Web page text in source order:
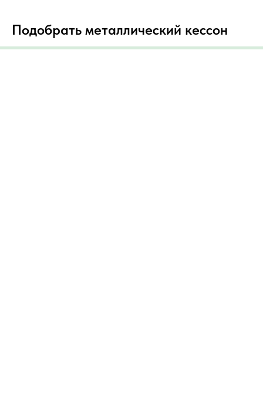
Подобрать металлический кессон